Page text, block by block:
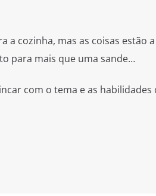
a cozinha, mas as coisas estão
para mais que uma sande…
com o tema e as habilidades